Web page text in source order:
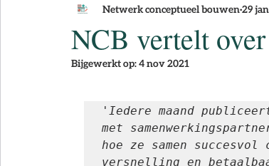
Publicatie De
NCB Magazine
NCB vertelt
Netwerk conceptueel bouwen29
Bijgewerkt op:4 nov 2021
'Iedere maand
met
hoe ze samen succesvol
versnelling en